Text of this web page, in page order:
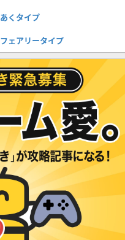
あくタイプ
フェアリータイプ